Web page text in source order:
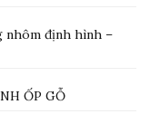
nhôm định hình –
ỐP GỖ